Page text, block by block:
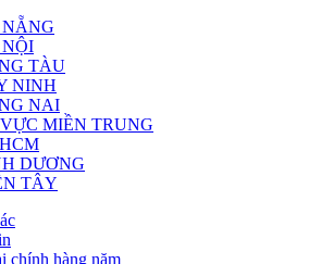
TÀU
NINH
NAI
MIỀN TRUNG
DƯƠNG
TÂY
chính hàng năm